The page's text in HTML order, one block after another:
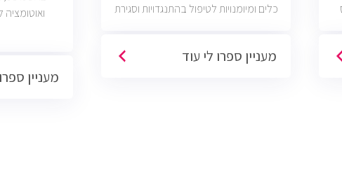
כלים ומיומנויות לטיפול בהתנגדויות וסגירת
הסוגים והגדלים (מכירות טלפוניות,
מעניין ספרו לי עוד
ואוטומציה
מעניין